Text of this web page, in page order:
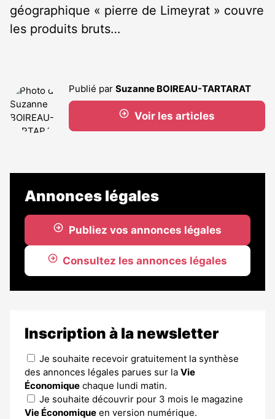
géographique « pierre de Limeyrat » couvre
les produits bruts…
Publié par Suzanne BOIREAU-TARTARAT
Voir les articles
Annonces légales
Publiez vos annonces légales
Consultez les annonces légales
Inscription à la newsletter
Je souhaite recevoir gratuitement la synthèse
des annonces légales parues sur la Vie
Économique chaque lundi matin.
Je souhaite découvrir pour 3 mois le magazine
Vie Économique en version numérique.